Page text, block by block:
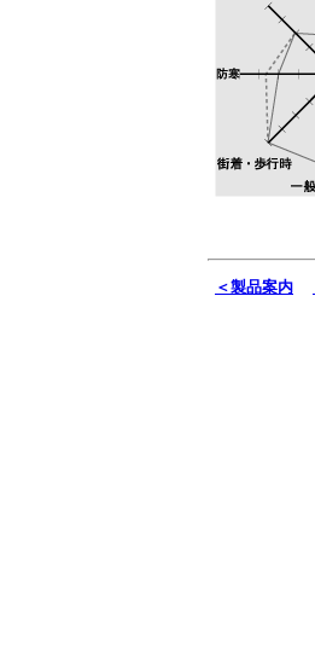
＜製品案内